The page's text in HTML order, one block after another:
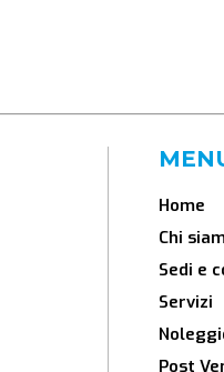
Home
Chi
Sedi e
Servizi
Post